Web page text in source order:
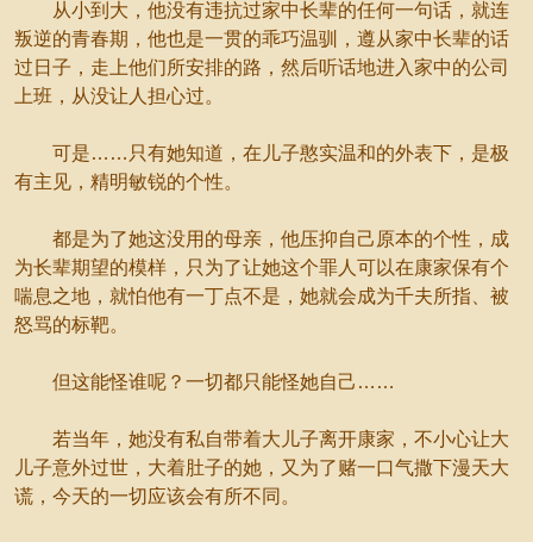
从小到大，他没有违抗过家中长辈的任何一句话，就连
叛逆的青春期，他也是一贯的乖巧温驯，遵从家中长辈的话
过日子，走上他们所安排的路，然后听话地进入家中的公司
上班，从没让人担心过。
可是……只有她知道，在儿子憨实温和的外表下，是极
有主见，精明敏锐的个性。
都是为了她这没用的母亲，他压抑自己原本的个性，成
为长辈期望的模样，只为了让她这个罪人可以在康家保有个
喘息之地，就怕他有一丁点不是，她就会成为千夫所指、被
怒骂的标靶。
但这能怪谁呢？一切都只能怪她自己……
若当年，她没有私自带着大儿子离开康家，不小心让大
儿子意外过世，大着肚子的她，又为了赌一口气撒下漫天大
谎，今天的一切应该会有所不同。